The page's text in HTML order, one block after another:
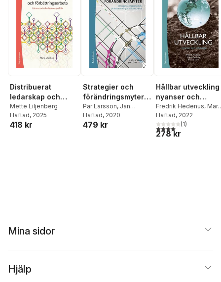
Distribuerat
ledarskap och
förbättringsarbete :
lärares och
skolledares praktik
Mette Liljenberg
Häftad, 2025
418 kr
Strategier och
förändringsmyter :
ett
organiseringspersp
ektiv på
Pär Larsson, Jan
Löwstedt
Häftad, 2020
479 kr
Hållbar utveckling
nyanser och
tolkningar
Fredrik Hedenus,
Persson,Frances
Häftad, 2022
4,0utav 5 stjärnor.
(1)
278 kr
Mina sidor
Hjälp